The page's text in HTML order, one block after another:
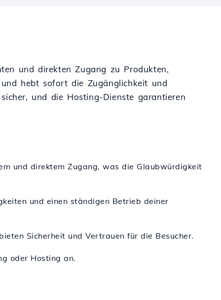
und direkten Zugang zu Produkten,
hebt sofort die Zugänglichkeit und
und die Hosting-Dienste garantieren
und direktem Zugang, was die Glaubwürdigkeit
und einen ständigen Betrieb deiner
Sicherheit und Vertrauen für die Besucher.
oder Hosting an.